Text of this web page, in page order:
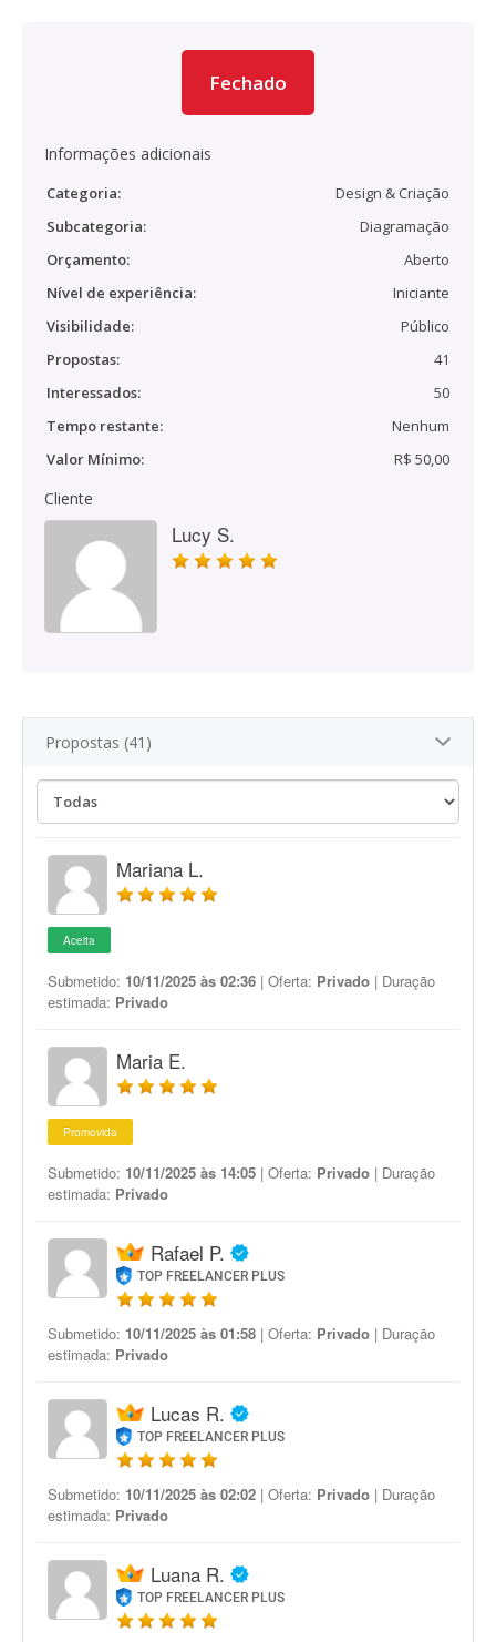
Fechado
Informações adicionais
Categoria:
Design & Criação
Subcategoria:
Diagramação
Orçamento:
Aberto
Nível de experiência:
Iniciante
Visibilidade:
Público
Propostas:
41
Interessados:
50
Tempo restante:
Nenhum
Valor Mínimo:
R$ 50,00
Cliente
Lucy S.
Propostas (41)
Mariana L.
Aceita
Submetido: 10/11/2025 às 02:36 | Oferta: Privado | Duração
estimada: Privado
Maria E.
Promovida
Submetido: 10/11/2025 às 14:05 | Oferta: Privado | Duração
estimada: Privado
Rafael P.
TOP FREELANCER PLUS
Submetido: 10/11/2025 às 01:58 | Oferta: Privado | Duração
estimada: Privado
Lucas R.
TOP FREELANCER PLUS
Submetido: 10/11/2025 às 02:02 | Oferta: Privado | Duração
estimada: Privado
Luana R.
TOP FREELANCER PLUS